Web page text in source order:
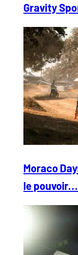
Gravity
Moraco
le